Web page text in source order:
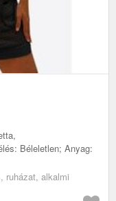
Béleletlen; Anyag:
ruházat, alkalmi